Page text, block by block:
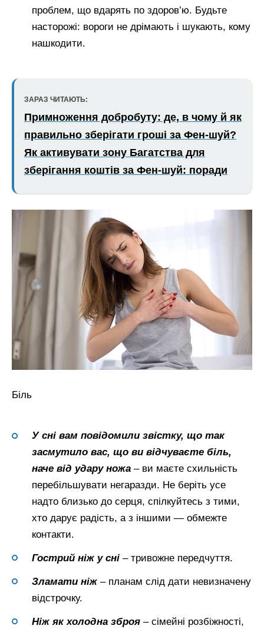
проблем, що вдарять по здоров’ю. Будьте
насторожі: вороги не дрімають і шукають, кому
нашкодити.
ЗАРАЗ ЧИТАЮТЬ:
Примноження добробуту: де, в чому й як
правильно зберігати гроші за Фен-шуй?
Як активувати зону Багатства для
зберігання коштів за Фен-шуй: поради
Біль
У сні вам повідомили звістку, що так
засмутило вас, що ви відчуваєте біль,
наче від удару ножа – ви маєте схильність
перебільшувати негаразди. Не беріть усе
надто близько до серця, спілкуйтесь з тими,
хто дарує радість, а з іншими — обмежте
контакти.
Гострий ніж у сні – тривожне передчуття.
Зламати ніж – планам слід дати невизначену
відстрочку.
Ніж як холодна зброя – сімейні розбіжності,